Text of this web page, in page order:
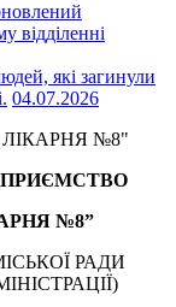
відділенні
які загинули
04.07.2026
№8”
РАДИ